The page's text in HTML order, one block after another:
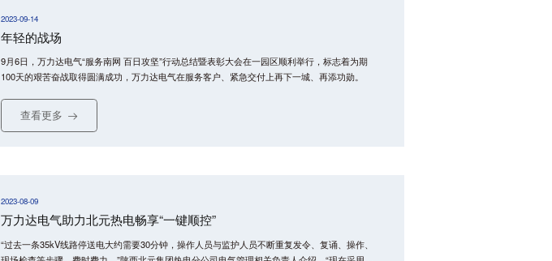
2023-09-14
年轻的战场
9月6日，万力达电气“服务南网 百日攻坚”行动总结暨表彰大会在一园区顺利举行，标志着为期
100天的艰苦奋战取得圆满成功，万力达电气在服务客户、紧急交付上再下一城、再添功勋。
查看更多
2023-08-09
万力达电气助力北元热电畅享“一键顺控”
“过去一条35kV线路停送电大约需要30分钟，操作人员与监护人员不断重复发令、复诵、操作、